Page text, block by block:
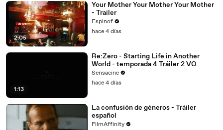
2:05
Your Mother Your Mother Your Mother
- Trailer
Espinof
hace 4 días
1:13
Re:Zero - Starting Life in Another
World - temporada 4 Tráiler 2 VO
Sensacine
hace 4 días
La confusión de géneros - Tráiler
español
FilmAffinity